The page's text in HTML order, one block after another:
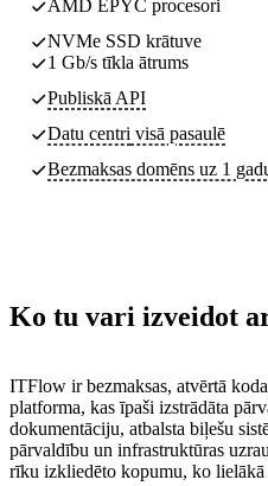
AMD EPYC procesori
NVMe SSD krātuve
1 Gb/s tīkla ātrums
Publiskā API
Datu centri visā pasaulē
Bezmaksas domēns uz 1
Ko tu vari izveidot
ITFlow ir bezmaksas, atvērtā
platforma, kas īpaši izstrādāta
dokumentāciju, atbalsta biļešu
pārvaldību un infrastruktūras
rīku izkliedēto kopumu, ko